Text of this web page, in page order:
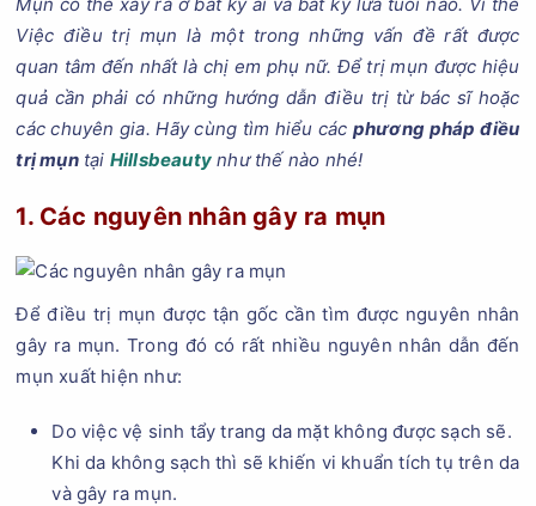
Việc điều trị mụn là một trong những vấn đề rất được
quan tâm đến nhất là chị em phụ nữ. Để trị mụn được hiệu
quả cần phải có những hướng dẫn điều trị từ bác sĩ hoặc
các chuyên gia. Hãy cùng tìm hiểu các phương pháp điều
trị mụntại Hillsbeauty như thế nào nhé!
1. Các nguyên nhân gây ra mụn
Để điều trị mụn được tận gốc cần tìm được nguyên nhân
gây ra mụn. Trong đó có rất nhiều nguyên nhân dẫn đến
mụn xuất hiện như:
Do việc vệ sinh tẩy trang da mặt không được sạch sẽ.
Khi da không sạch thì sẽ khiến vi khuẩn tích tụ trên da
và gây ra mụn.